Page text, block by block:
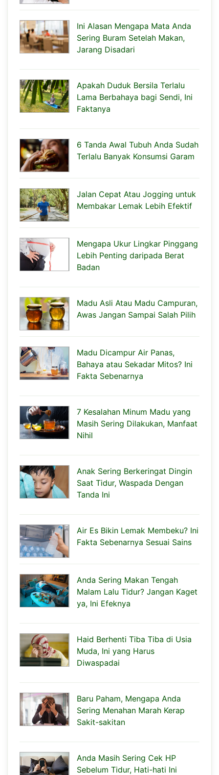
Ini Alasan Mengapa Mata Anda
Sering Buram Setelah Makan,
Jarang Disadari
Apakah Duduk Bersila Terlalu
Lama Berbahaya bagi Sendi, Ini
Faktanya
6 Tanda Awal Tubuh Anda Sudah
Terlalu Banyak Konsumsi Garam
Jalan Cepat Atau Jogging untuk
Membakar Lemak Lebih Efektif
Mengapa Ukur Lingkar Pinggang
Lebih Penting daripada Berat
Badan
Madu Asli Atau Madu Campuran,
Awas Jangan Sampai Salah Pilih
Madu Dicampur Air Panas,
Bahaya atau Sekadar Mitos? Ini
Fakta Sebenarnya
7 Kesalahan Minum Madu yang
Masih Sering Dilakukan, Manfaat
Nihil
Anak Sering Berkeringat Dingin
Saat Tidur, Waspada Dengan
Tanda Ini
Air Es Bikin Lemak Membeku? Ini
Fakta Sebenarnya Sesuai Sains
Anda Sering Makan Tengah
Malam Lalu Tidur? Jangan Kaget
ya, Ini Efeknya
Haid Berhenti Tiba Tiba di Usia
Muda, Ini yang Harus
Diwaspadai
Baru Paham, Mengapa Anda
Sering Menahan Marah Kerap
Sakit-sakitan
Anda Masih Sering Cek HP
Sebelum Tidur, Hati-hati Ini